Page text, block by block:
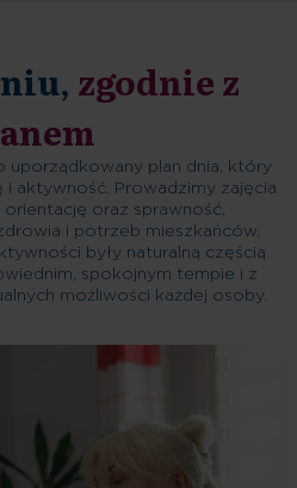
zgodnie z
uporządkowany plan dnia, który
i aktywność. Prowadzimy zajęcia
orientację oraz sprawność,
i potrzeb mieszkańców.
były naturalną częścią
spokojnym tempie i z
możliwości każdej osoby.